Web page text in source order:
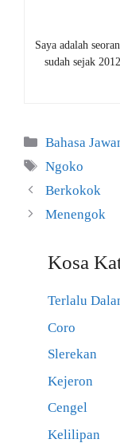
Saya adalah
sudah sejak
Kategori
Bahasa
Tag
Ngoko
Berkokok
Menengok
Kosa
Terlalu
Coro
Slerekan
Kejeron
Cengel
Kelilipan